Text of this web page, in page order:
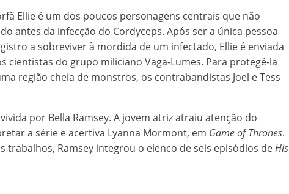
Ellie é um dos poucos personagens centrais que não
antes da infecção do Cordyceps. Após ser a única pessoa
a sobreviver à mordida de um infectado, Ellie é enviada
cientistas do grupo miliciano Vaga-Lumes. Para protegê-la
região cheia de monstros, os contrabandistas Joel e Tess
por Bella Ramsey. A jovem atriz atraiu atenção do
a série e acertiva Lyanna Mormont, em Game of Thrones.
trabalhos, Ramsey integrou o elenco de seis episódios deHis